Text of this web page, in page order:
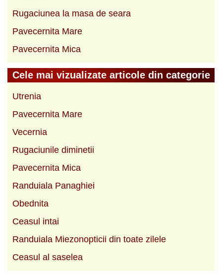
Rugaciunea la masa de seara
Pavecernita Mare
Pavecernita Mica
Cele mai vizualizate articole din categorie
Utrenia
Pavecernita Mare
Vecernia
Rugaciunile diminetii
Pavecernita Mica
Randuiala Panaghiei
Obednita
Ceasul intai
Randuiala Miezonopticii din toate zilele
Ceasul al saselea